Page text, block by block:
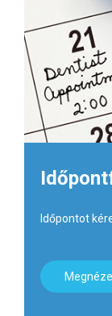
Időpontot